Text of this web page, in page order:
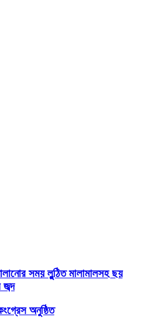
সময় লুন্ঠিত মালামালসহ ছয়
অনুষ্ঠিত